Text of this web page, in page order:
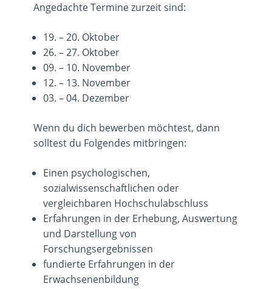
Angedachte Termine zurzeit sind:
19. – 20. Oktober
26. – 27. Oktober
09. – 10. November
12. – 13. November
03. – 04. Dezember
Wenn du dich bewerben möchtest, dann
solltest du Folgendes mitbringen:
Einen psychologischen,
sozialwissenschaftlichen oder
vergleichbaren Hochschulabschluss
Erfahrungen in der Erhebung, Auswertung
und Darstellung von
Forschungsergebnissen
fundierte Erfahrungen in der
Erwachsenenbildung